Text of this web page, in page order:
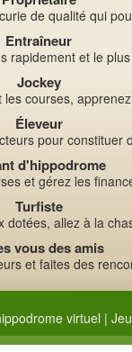
de qualité qui
Entraîneur
et le
Jockey
courses,
Éleveur
pour constituer
d'hippodrome
et gérez les
Turfiste
allez à la
vous des amis
et faites des
virtuel|